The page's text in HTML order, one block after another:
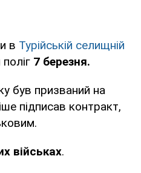
в Турійській селищній
7 березня.
був призваний на
підписав контракт,
військах.